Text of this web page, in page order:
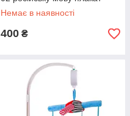
батар. /плакат 45*60см/ в
кор. 46
Немає в наявності
400 ₴